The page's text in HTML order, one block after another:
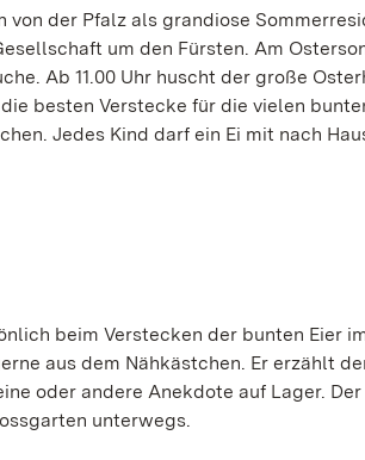
der Pfalz als grandiose
um den Fürsten. Am
Ab 11.00 Uhr huscht der große
besten Verstecke für die vielen
Jedes Kind darf ein Ei mit nach
beim Verstecken der bunten Eier
aus dem Nähkästchen. Er erzählt
oder andere Anekdote auf Lager. Der
unterwegs.